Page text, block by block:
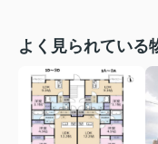
よく見られている